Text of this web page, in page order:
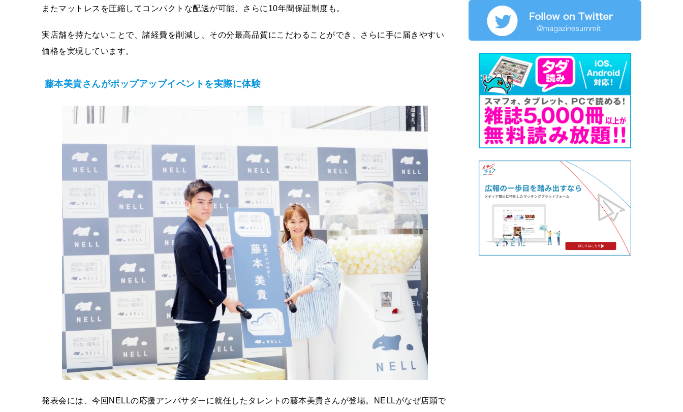
またマットレスを圧縮してコンパクトな配送が可能、さらに10年間保証制度も。
実店舗を持たないことで、諸経費を削減し、その分最高品質にこだわることができ、さらに手に届きやすい
価格を実現しています。
藤本美貴さんがポップアップイベントを実際に体験
発表会には、今回NELLの応援アンバサダーに就任したタレントの藤本美貴さんが登場。NELLがなぜ店頭で